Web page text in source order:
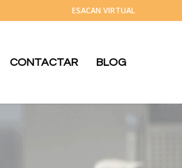
ESACAN VIRTUAL
CONTACTAR BLOG